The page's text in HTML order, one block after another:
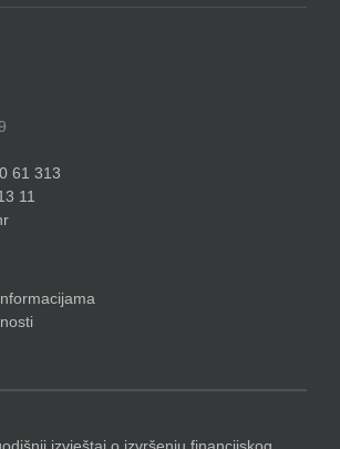
61 313
11
izvještaj o izvršenju financijskog